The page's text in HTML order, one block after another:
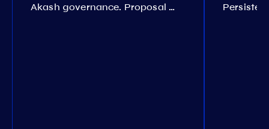
Akash governance. Proposal №308